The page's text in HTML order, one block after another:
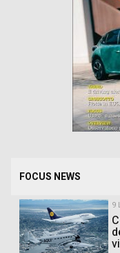
FOCUS NEWS
9